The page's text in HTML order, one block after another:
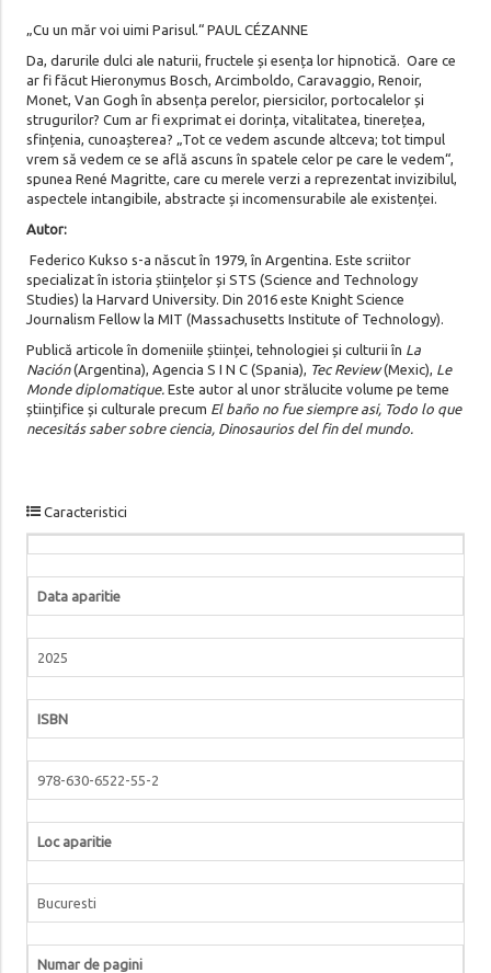
„Cu un măr voi uimi Parisul.“ PAUL CÉZANNE
Da, darurile dulci ale naturii, fructele și esența lor hipnotică. Oare ce
ar fi făcut Hieronymus Bosch, Arcimboldo, Caravaggio, Renoir,
Monet, Van Gogh în absența perelor, piersicilor, portocalelor și
strugurilor? Cum ar fi exprimat ei dorința, vitalitatea, tinerețea,
sfințenia, cunoașterea? „Tot ce vedem ascunde altceva; tot timpul
vrem să vedem ce se află ascuns în spatele celor pe care le vedem“,
spunea René Magritte, care cu merele verzi a reprezentat invizibilul,
aspectele intangibile, abstracte și incomensurabile ale existenței.
Autor:
Federico Kukso s-a născut în 1979, în Argentina. Este scriitor
specializat în istoria științelor și STS (Science and Technology
Studies) la Harvard University. Din 2016 este Knight Science
Journalism Fellow la MIT (Massachusetts Institute of Technology).
Publică articole în domeniile științei, tehnologiei și culturii în La
Nación(Argentina), Agencia S I N C (Spania), Tec Review(Mexic), Le
Monde diplomatique. Este autor al unor strălucite volume pe teme
științifice și culturale precum El baño no fue siempre asi, Todo lo que
necesitás saber sobre ciencia, Dinosaurios del fin del mundo.
Caracteristici
Data aparitie
2025
ISBN
978-630-6522-55-2
Loc aparitie
Bucuresti
Numar de pagini